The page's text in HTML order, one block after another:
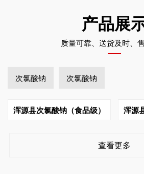
产品展
质量可靠、送货及时、
次氯酸钠 次氯酸钠
浑源县次氯酸钠（食品级） 浑源
查看更多